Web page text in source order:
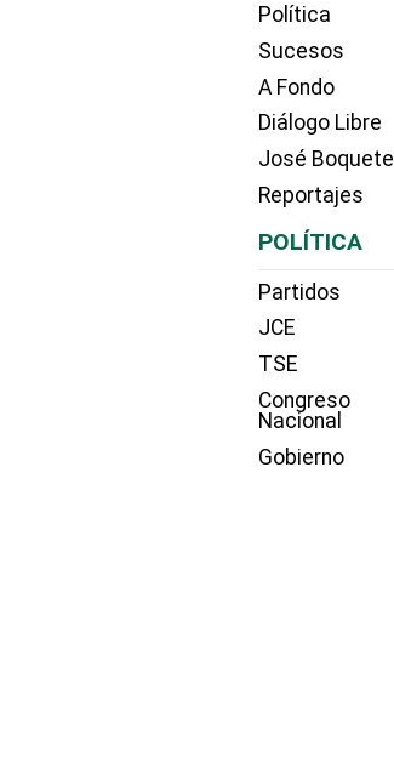
Política
Sucesos
A Fondo
Diálogo Libre
José Boquete
Reportajes
POLÍTICA
Partidos
JCE
TSE
Congreso
Nacional
Gobierno